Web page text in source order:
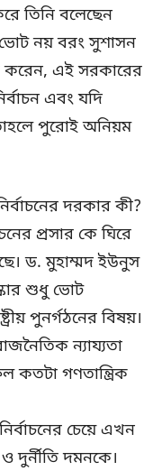
তিনি বলেছেন
ভোট নয় বরং সুশাসন
করেন, এই সরকারের
এবং যদি
পুরোই অনিয়ম
দরকার কী?
প্রসার কে ঘিরে
ড. মুহাম্মদ ইউনুস
শুধু ভোট
পুনর্গঠনের বিষয়।
ন্যায্যতা
কতটা গণতান্ত্রিক
চেয়ে এখন
দুর্নীতি দমনকে।